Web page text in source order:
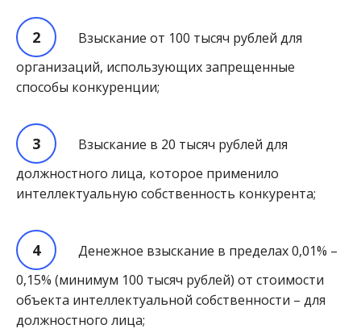
Взыскание от 100 тысяч рублей для
организаций, использующих запрещенные
способы конкуренции;
Взыскание в 20 тысяч рублей для
должностного лица, которое применило
интеллектуальную собственность конкурента;
Денежное взыскание в пределах 0,01% –
0,15% (минимум 100 тысяч рублей) от стоимости
объекта интеллектуальной собственности – для
должностного лица;